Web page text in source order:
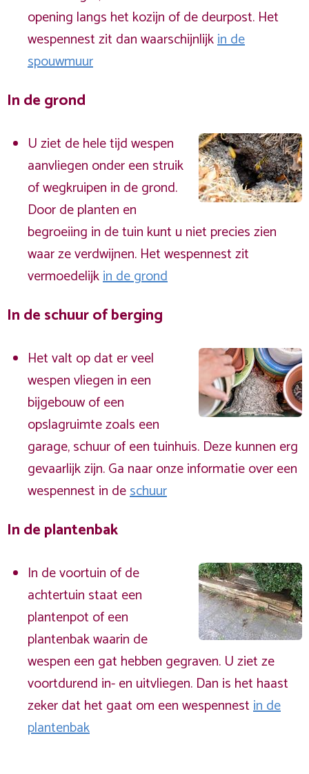
opening langs het kozijn of de deurpost. Het
wespennest zit dan waarschijnlijkin de
spouwmuur
In de grond
U ziet de hele tijd wespen
aanvliegen onder een struik
of wegkruipen in de grond.
Door de planten en
begroeiing in de tuin kunt u niet precies zien
waar ze verdwijnen. Het wespennest zit
vermoedelijkin de grond
In de schuur of berging
Het valt op dat er veel
wespen vliegen in een
bijgebouw of een
opslagruimte zoals een
garage, schuur of een tuinhuis. Deze kunnen erg
gevaarlijk zijn. Ga naar onze informatie over een
wespennest in deschuur
In de plantenbak
In de voortuin of de
achtertuin staat een
plantenpot of een
plantenbak waarin de
wespen een gat hebben gegraven. U ziet ze
voortdurend in- en uitvliegen. Dan is het haast
zeker dat het gaat om een wespennestin de
plantenbak